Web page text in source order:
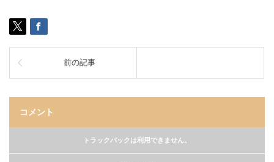
前の記事
コメント
トラックバックは利用できません。